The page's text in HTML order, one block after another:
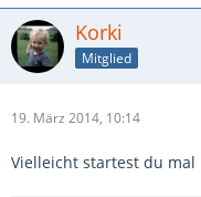
Korki
Mitglied
19. März 2014, 10:14
Vielleicht startest du mal